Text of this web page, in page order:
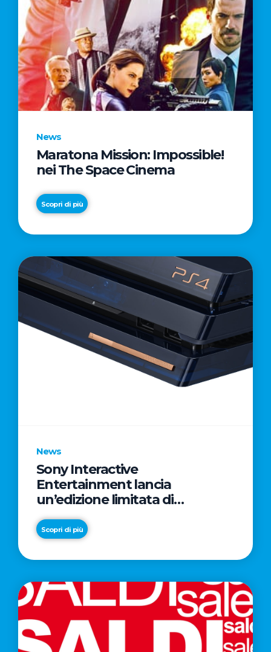
News
Maratona Mission: Impossible!
nei The Space Cinema
Scopri di più
News
Sony Interactive
Entertainment lancia
un’edizione limitata di
Playstation 4 Pro
Scopri di più